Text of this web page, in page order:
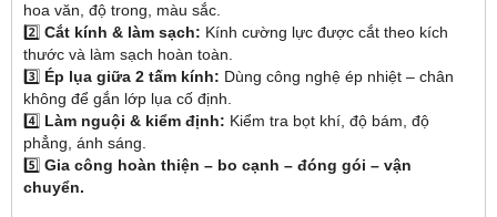
hoa văn, độ trong, màu sắc.
2️⃣ Cắt kính & làm sạch: Kính cường lực được cắt theo kích
thước và làm sạch hoàn toàn.
3️⃣ Ép lụa giữa 2 tấm kính: Dùng công nghệ ép nhiệt – chân
không để gắn lớp lụa cố định.
4️⃣ Làm nguội & kiểm định: Kiểm tra bọt khí, độ bám, độ
phẳng, ánh sáng.
5️⃣ Gia công hoàn thiện – bo cạnh – đóng gói – vận
chuyển.